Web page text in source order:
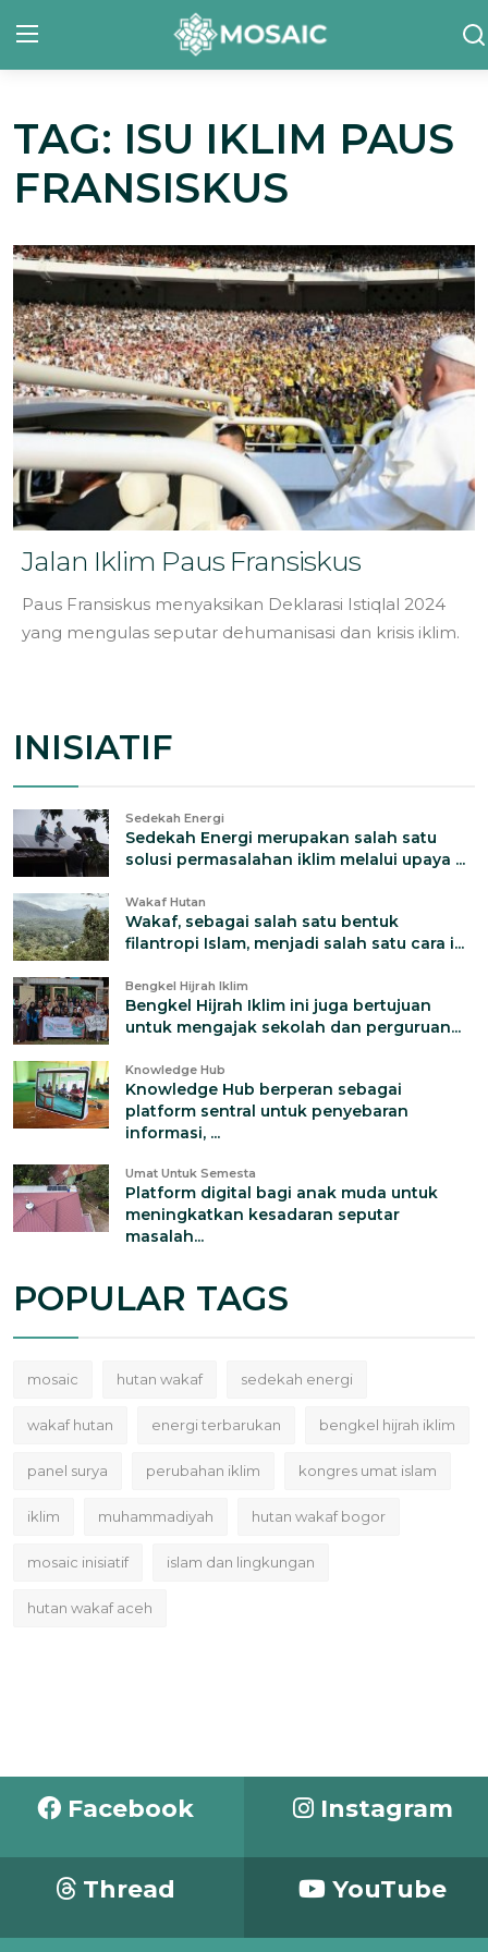
Contact
Tentang Kami
Team Kami
Galeri
Inisiatif
Sorotan Berita
Bahasa
TAG: ISU IKLIM PAUS
FRANSISKUS
Jalan Iklim Paus Fransiskus
Paus Fransiskus menyaksikan Deklarasi Istiqlal 2024
yang mengulas seputar dehumanisasi dan krisis iklim.
INISIATIF
Sedekah Energi
Sedekah Energi merupakan salah satu
solusi permasalahan iklim melalui upaya ...
Wakaf Hutan
Wakaf, sebagai salah satu bentuk
filantropi Islam, menjadi salah satu cara i...
Bengkel Hijrah Iklim
Bengkel Hijrah Iklim ini juga bertujuan
untuk mengajak sekolah dan perguruan...
Knowledge Hub
Knowledge Hub berperan sebagai
platform sentral untuk penyebaran
informasi, ...
Umat Untuk Semesta
Platform digital bagi anak muda untuk
meningkatkan kesadaran seputar
masalah...
POPULAR TAGS
mosaic hutan wakaf sedekah energi
wakaf hutan energi terbarukan bengkel hijrah iklim
panel surya perubahan iklim kongres umat islam
iklim muhammadiyah hutan wakaf bogor
mosaic inisiatif islam dan lingkungan
hutan wakaf aceh
Facebook Instagram
Thread YouTube